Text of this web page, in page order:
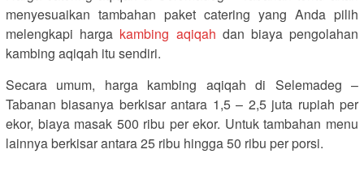
menyesuaikan tambahan paket catering yang Anda pilih
melengkapi harga kambing aqiqah dan biaya pengolahan
kambing aqiqah itu sendiri.
Secara umum, harga kambing aqiqah di Selemadeg –
Tabanan biasanya berkisar antara 1,5 – 2,5 juta rupiah per
ekor, biaya masak 500 ribu per ekor. Untuk tambahan menu
lainnya berkisar antara 25 ribu hingga 50 ribu per porsi.